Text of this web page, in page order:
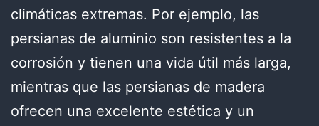
climáticas extremas. Por ejemplo, las
persianas de aluminio son resistentes a la
corrosión y tienen una vida útil más larga,
mientras que las persianas de madera
ofrecen una excelente estética y un